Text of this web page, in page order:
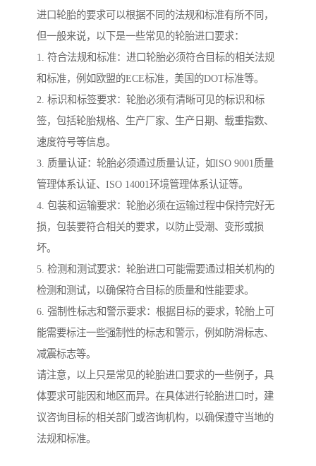
进口轮胎的要求可以根据不同的法规和标准有所不同，
但一般来说，以下是一些常见的轮胎进口要求：
1. 符合法规和标准：进口轮胎必须符合目标的相关法规
和标准，例如欧盟的ECE标准，美国的DOT标准等。
2. 标识和标签要求：轮胎必须有清晰可见的标识和标
签，包括轮胎规格、生产厂家、生产日期、载重指数、
速度符号等信息。
3. 质量认证：轮胎必须通过质量认证，如ISO 9001质量
管理体系认证、ISO 14001环境管理体系认证等。
4. 包装和运输要求：轮胎必须在运输过程中保持完好无
损，包装要符合相关的要求，以防止受潮、变形或损
坏。
5. 检测和测试要求：轮胎进口可能需要通过相关机构的
检测和测试，以确保符合目标的质量和性能要求。
6. 强制性标志和警示要求：根据目标的要求，轮胎上可
能需要标注一些强制性的标志和警示，例如防滑标志、
减震标志等。
请注意，以上只是常见的轮胎进口要求的一些例子，具
体要求可能因和地区而异。在具体进行轮胎进口时，建
议咨询目标的相关部门或咨询机构，以确保遵守当地的
法规和标准。